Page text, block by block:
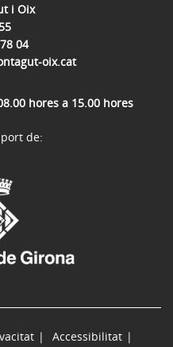
i Oix
04
oix.cat
hores a 15.00 hores
Accessibilitat
de: